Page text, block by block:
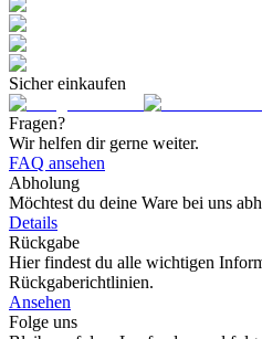
Sicher einkaufen
Fragen?
Wir helfen dir gerne weiter.
FAQ ansehen
Abholung
Möchtest du deine Ware bei uns
Details
Rückgabe
Hier findest du alle wichtigen
Rückgaberichtlinien.
Ansehen
Folge uns